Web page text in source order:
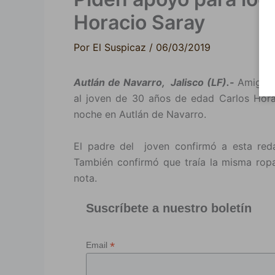
Horacio Saray
Por El Suspicaz / 06/03/2019
Autlán de Navarro, Jalisco (LF).-
al joven de 30 años de edad Carlos
noche en Autlán de Navarro.
El padre del joven confirmó a esta
También confirmó que traía la misma
nota.
Suscríbete a nuestro boletín
Email *